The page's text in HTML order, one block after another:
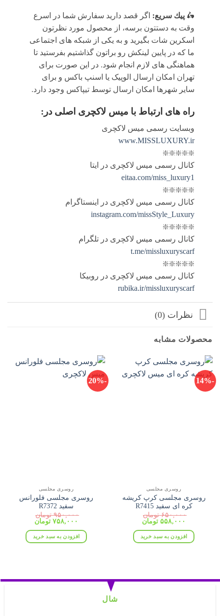
🛵 پيك سریع: اگر قصد دارید سفارش شما در اسرع
وقت به دستتون برسه، از محصول مورد نظرتون
اسکرین شات بگیرید و به یکی از شبکه های اجتماعی
ما که در پایین لینکش رو براتون گذاشتیم بفرستید تا
هماهنگی های لازم انجام شود. در این صورت برای
تهران امکان ارسال الوپیک یا اسنپ باکس و برای
سایر شهرها امکان ارسال توسط تیپاکس وجود دارد.
راه های ارتباط با میس لاکچری اصلی در:
وبسایت رسمی میس لاکچری
www.MISSLUXURY.ir
❇️❇️❇️❇️❇️
کانال رسمی میس لاکچری در ایتا
eitaa.com/miss_luxury1
❇️❇️❇️❇️❇️
کانال رسمی میس لاکچری در اینستاگرام
instagram.com/missStyle_Luxury
❇️❇️❇️❇️❇️
کانال رسمی میس لاکچری در تلگرام
t.me/missluxuryscarf
❇️❇️❇️❇️❇️
کانال رسمی میس لاکچری در روبیکا
rubika.ir/missluxuryscarf
نظرات (0)
محصولات مشابه
-14%
روسری مجلسی
روسری مجلسی کرپ کریشه
کره ای سفید R7415
۶۵۰,۰۰۰ تومان
قیمت
۶۵۰,۰۰۰ تومان
بود.
۵۵۸,۰۰۰ تومان
۵۵۸,۰۰۰ تومان. افزودن به سبد خرید
-20%
روسری مجلسی
روسری مجلسی فلورانس
سفید R7372
۹۵۰,۰۰۰ تومان
قیمت
۹۵۰,۰۰۰ تومان
بود.
۷۵۸,۰۰۰ تومان
۷۵۸,۰۰۰ تومان. افزودن به سبد خرید
شال